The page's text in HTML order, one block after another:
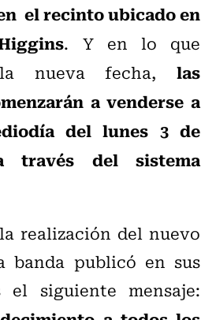
el recinto ubicado en
. Y en lo que
nueva fecha, las
a venderse a
del lunes 3 de
través del sistema
realización del nuevo
banda publicó en sus
el siguiente mensaje: